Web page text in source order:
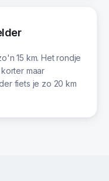
15 km. Het rondje
maar
fiets je zo 20 km